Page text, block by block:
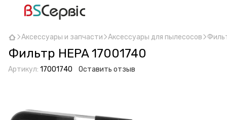
Аксессуары и запчасти Аксессуары для пылесосов
Фильтр HEPA 17001740
Артикул: 17001740 Оставить отзыв